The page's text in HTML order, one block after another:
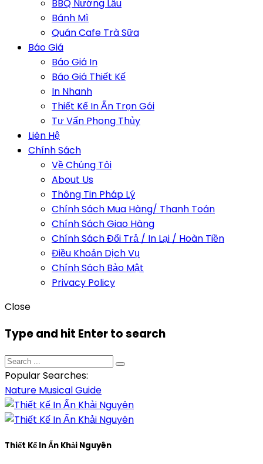
BBQ Nướng Lẩu
Bánh Mì
Quán Cafe Trà Sữa
Báo Giá
Báo Giá In
Báo Giá Thiết Kế
In Nhanh
Thiết Kế In Ấn Trọn Gói
Tư Vấn Phong Thủy
Liên Hệ
Chính Sách
Về Chúng Tôi
About Us
Thông Tin Pháp Lý
Chính Sách Mua Hàng/ Thanh Toán
Chính Sách Giao Hàng
Chính Sách Đổi Trả / In Lại / Hoàn Tiền
Điều Khoản Dịch Vụ
Chính Sách Bảo Mật
Privacy Policy
Close
Type and hit Enter to search
Popular Searches:
Nature MusicalGuide
Thiết Kế In Ấn Khải Nguyên